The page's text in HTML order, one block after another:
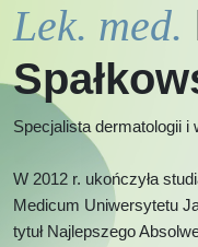
Lek. med.
Specjalista dermatologii i
W 2012 r. ukończyła
Medicum Uniwersytetu
tytuł Najlepszego